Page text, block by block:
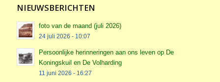
NIEUWSBERICHTEN
foto van de maand (juli 2026)
24 juli 2026 - 10:07
Persoonlijke herinneringen aan ons leven op De
Koningskuil en De Volharding
11 juni 2026 - 16:27